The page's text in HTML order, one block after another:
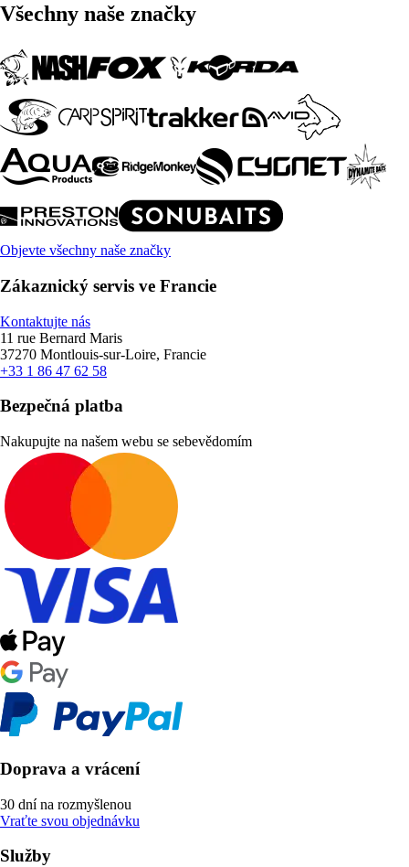
Všechny naše značky
Objevte všechny naše značky
Zákaznický servis ve Francie
Kontaktujte nás
11 rue Bernard Maris
37270 Montlouis-sur-Loire, Francie
+33 1 86 47 62 58
Bezpečná platba
Nakupujte na našem webu se sebevědomím
Doprava a vrácení
30 dní na rozmyšlenou
Vraťte svou objednávku
Služby